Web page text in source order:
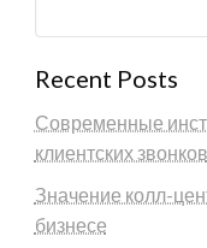
Recent Posts
Современные
клиентских звонков
Значение колл-
бизнесе